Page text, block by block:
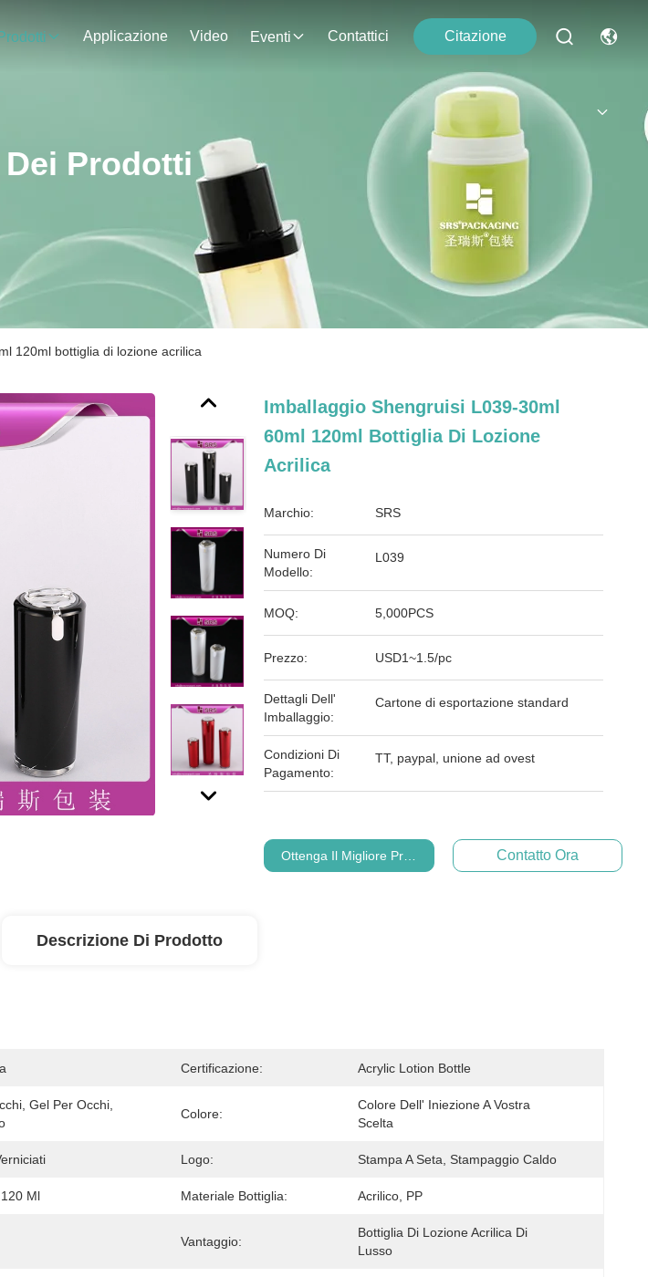
Prodotti Applicazione Video Eventi Contattici Citazione
Prodotti
120ml bottiglia di lozione acrilica
Imballaggio Shengruisi L039-30ml
60ml 120ml Bottiglia Di Lozione
Acrilica
Marchio: SRS
Numero Di
Modello:
L039
MOQ: 5,000PCS
Prezzo: USD1~1.5/pc
Dettagli Dell'
Imballaggio:
Cartone di esportazione standard
Condizioni Di
Pagamento:
TT, paypal, unione ad ovest
Ottenga Il Migliore Prezzo Contatto Ora
Descrizione Di Prodotto
Certificazione: Acrylic Lotion Bottle
Gel Per Occhi,
Colore:
Colore Dell' Iniezione A Vostra
Scelta
Logo: Stampa A Seta, Stampaggio Caldo
Ml Materiale Bottiglia: Acrilico, PP
Vantaggio:
Bottiglia Di Lozione Acrilica Di
Lusso